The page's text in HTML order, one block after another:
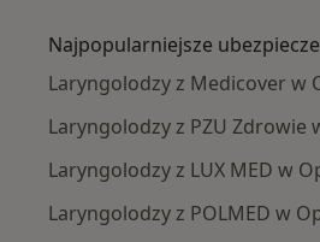
Najpopularniejsze
Laryngolodzy z Medicover w
Laryngolodzy z PZU Zdrowie
Laryngolodzy z LUX MED w
Laryngolodzy z POLMED w